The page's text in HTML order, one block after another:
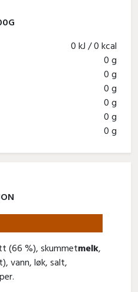
0 kJ / 0 kcal
0 g
0 g
0 g
0 g
0 g
0 g
(66 %), skummetmelk,
vann, løk, salt,